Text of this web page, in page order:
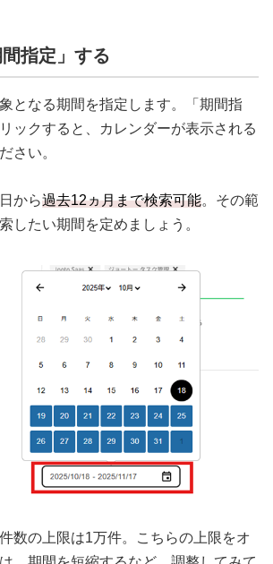
指定」する
となる期間を指定します。「期間指
ックすると、カレンダーが表示される
さい。
から過去12ヵ月まで検索可能。その範
したい期間を定めましょう。
数の上限は1万件。こちらの上限をオ